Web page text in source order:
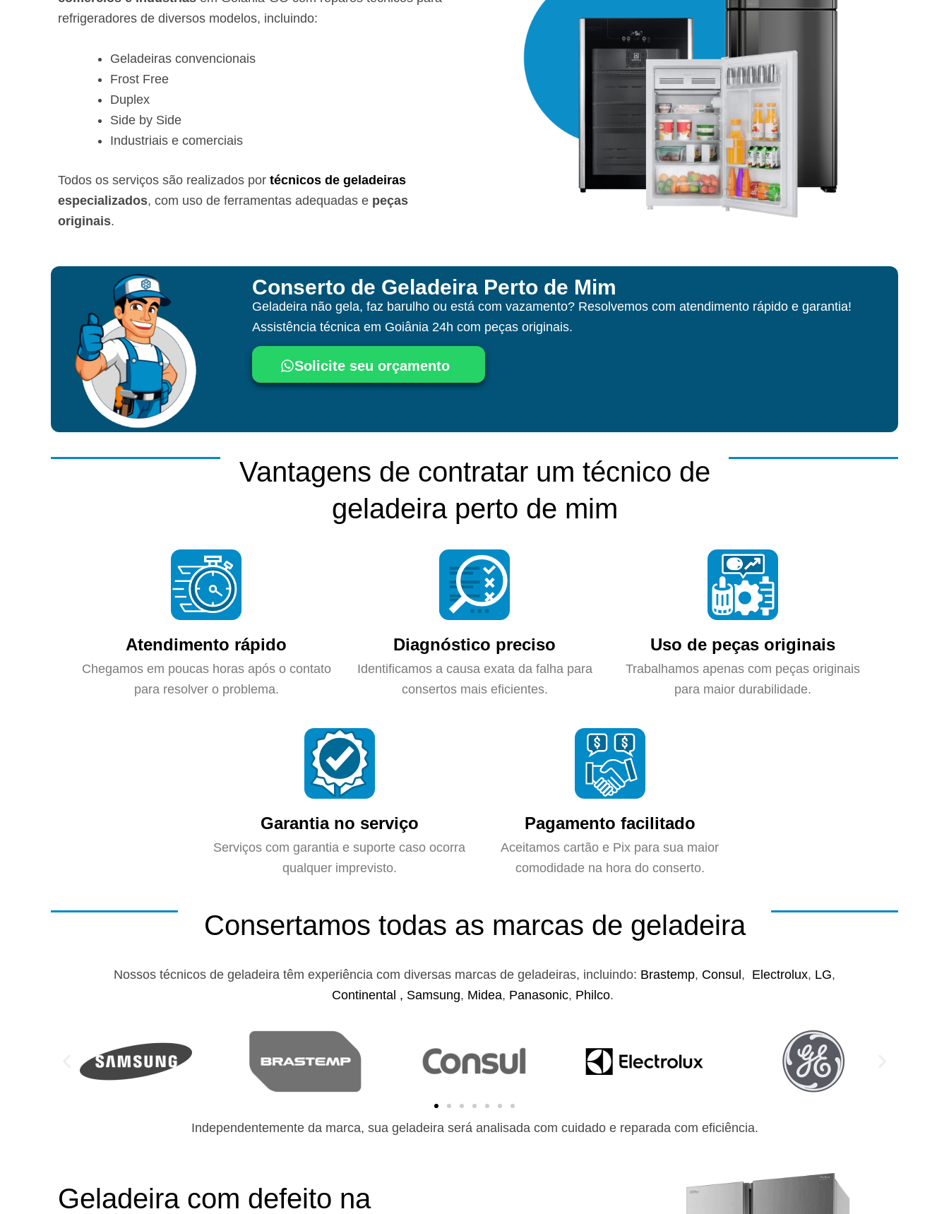
refrigeradores de diversos modelos, incluindo:
Geladeiras convencionais
Frost Free
Duplex
Side by Side
Industriais e comerciais
Todos os serviços são realizados por técnicos de geladeiras
especializados, com uso de ferramentas adequadas e peças
originais.
Conserto de Geladeira Perto de Mim
Geladeira não gela, faz barulho ou está com vazamento? Resolvemos com atendimento rápido e garantia!
Assistência técnica em Goiânia 24h com peças originais.
Solicite seu orçamento
Vantagens de contratar um técnico de
geladeira perto de mim
Atendimento rápido
Chegamos em poucas horas após o contato
para resolver o problema.
Diagnóstico preciso
Identificamos a causa exata da falha para
consertos mais eficientes.
Uso de peças originais
Trabalhamos apenas com peças originais
para maior durabilidade.
Garantia no serviço
Serviços com garantia e suporte caso ocorra
qualquer imprevisto.
Pagamento facilitado
Aceitamos cartão e Pix para sua maior
comodidade na hora do conserto.
Consertamos todas as marcas de geladeira
Nossos técnicos de geladeira têm experiência com diversas marcas de geladeiras, incluindo: Brastemp, Consul , Electrolux, LG,
Continental , Samsung, Midea, Panasonic, Philco.
Independentemente da marca, sua geladeira será analisada com cuidado e reparada com eficiência.
Geladeira com defeito na